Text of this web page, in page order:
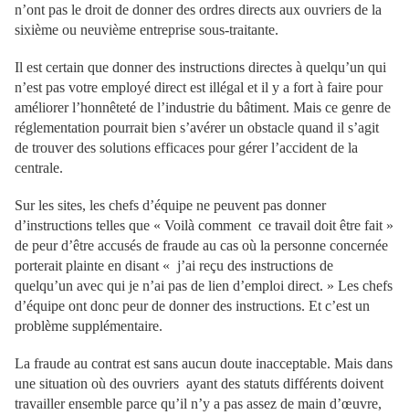
n’ont pas le droit de donner des ordres directs aux ouvriers de la
sixième ou neuvième entreprise sous-traitante.
Il est certain que donner des instructions directes à quelqu’un qui
n’est pas votre employé direct est illégal et il y a fort à faire pour
améliorer l’honnêteté de l’industrie du bâtiment. Mais ce genre de
réglementation pourrait bien s’avérer un obstacle quand il s’agit
de trouver des solutions efficaces pour gérer l’accident de la
centrale.
Sur les sites, les chefs d’équipe ne peuvent pas donner
d’instructions telles que « Voilà comment ce travail doit être fait »
de peur d’être accusés de fraude au cas où la personne concernée
porterait plainte en disant « j’ai reçu des instructions de
quelqu’un avec qui je n’ai pas de lien d’emploi direct. » Les chefs
d’équipe ont donc peur de donner des instructions. Et c’est un
problème supplémentaire.
La fraude au contrat est sans aucun doute inacceptable. Mais dans
une situation où des ouvriers ayant des statuts différents doivent
travailler ensemble parce qu’il n’y a pas assez de main d’œuvre,